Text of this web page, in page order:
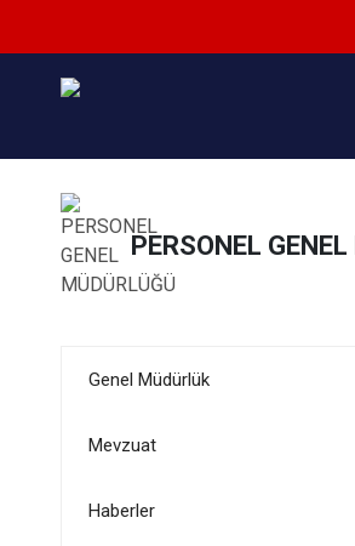
PERSONEL
Genel Müdürlük
Mevzuat
Haberler